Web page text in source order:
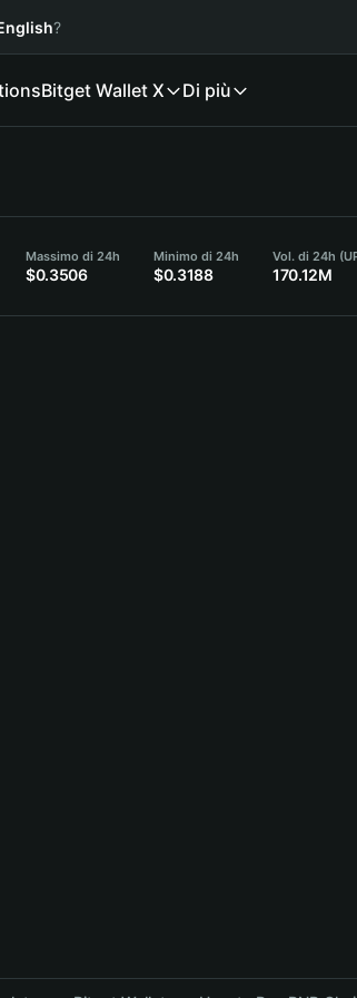
?
Bitget Wallet X Di più
Massimo di 24h
$0.3506
Minimo di 24h
$0.3188
Vol. di 24h
170.12M